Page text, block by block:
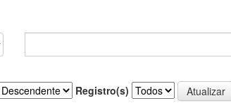
Registro(s)